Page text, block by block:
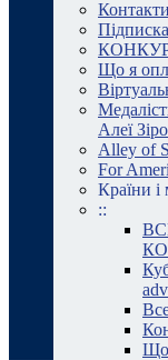
Контакти
Що я
Алеї
Alley of
For
Країни і
::
Що